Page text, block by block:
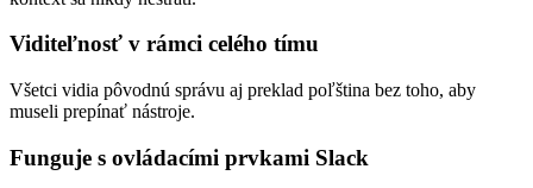
Viditeľnosť v rámci celého tímu
Všetci vidia pôvodnú správu aj preklad poľština bez toho, aby
museli prepínať nástroje.
Funguje s ovládacími prvkami Slack